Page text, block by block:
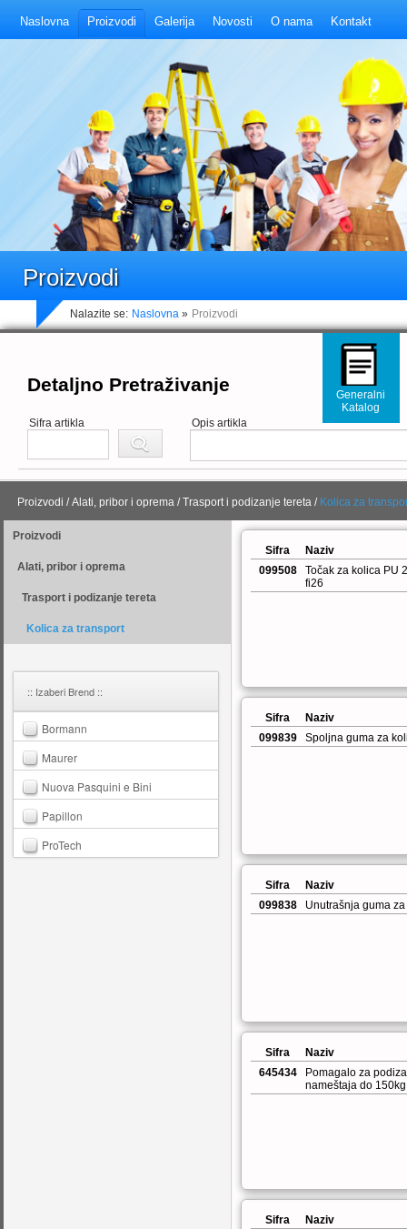
Naslovna Proizvodi Galerija Novosti O nama Kontakt
Proizvodi
Nalazite se: Naslovna » Proizvodi
Generalni
Katalog
Detaljno Pretraživanje
Sifra artikla Opis artikla
Proizvodi / Alati, pribor i oprema / Trasport i podizanje tereta / Kolica za
Proizvodi
Alati, pribor i oprema
Trasport i podizanje tereta
Kolica za transport
:: Izaberi Brend ::
Bormann
Maurer
Nuova Pasquini e Bini
Papillon
ProTech
Sifra
Naziv
099508
Točak za kolica PU
fi26
Sifra
Naziv
099839
Spoljna guma za
Sifra
Naziv
099838
Unutrašnja guma
Sifra
Naziv
645434
Pomagalo za
nameštaja do
Sifra
Naziv